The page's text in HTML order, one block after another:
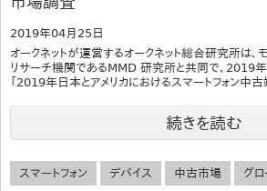
2019年04月25日
オークネットが運営するオークネット総合研究所は、
リサーチ機関であるMMD 研究所と共同で、2019
「2019年日本とアメリカにおけるスマートフォン中
続きを読む
スマートフォン デバイス 中古市場 グ